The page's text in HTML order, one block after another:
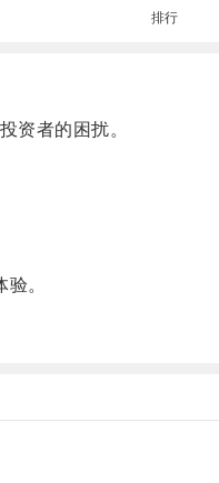
排行
资者的困扰。
。